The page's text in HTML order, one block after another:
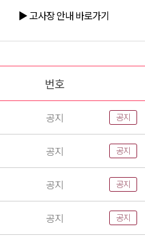
▶ 고사장 안내 바로가기
번호
공지 공지
공지 공지
공지 공지
공지 공지